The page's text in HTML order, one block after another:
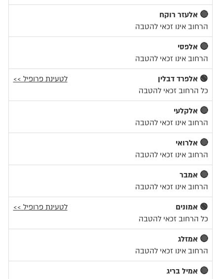
🔴 אלעזר רוקח
הרחוב אינו זכאי להטבה
🔴 אלפסי
הרחוב אינו זכאי להטבה
🟢 אלפרד דבלין
לטעינת פרופיל >>
כל הרחוב זכאי להטבה
🔴 אלקלעי
הרחוב אינו זכאי להטבה
🔴 אלרואי
הרחוב אינו זכאי להטבה
🔴 אמבר
הרחוב אינו זכאי להטבה
🟢 אמונים
לטעינת פרופיל >>
כל הרחוב זכאי להטבה
🔴 אמזלג
הרחוב אינו זכאי להטבה
🔴 אמיל בריג